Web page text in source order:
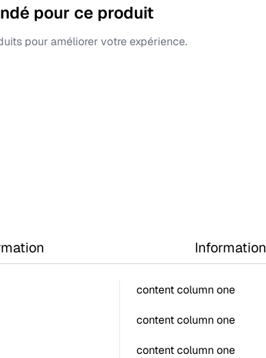
pour ce produit
pour améliorer votre expérience.
Information
content column one
content column one
content column one